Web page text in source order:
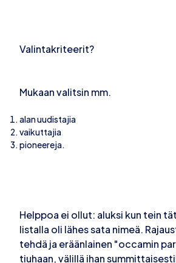
Valintakriteerit?
Mukaan valitsin mm.
alan uudistajia
vaikuttajia
pioneereja.
Helppoa ei ollut: aluksi kun tein
listalla oli lähes sata nimeä.
tehdä ja eräänlainen "occamin
tiuhaan, välillä ihan